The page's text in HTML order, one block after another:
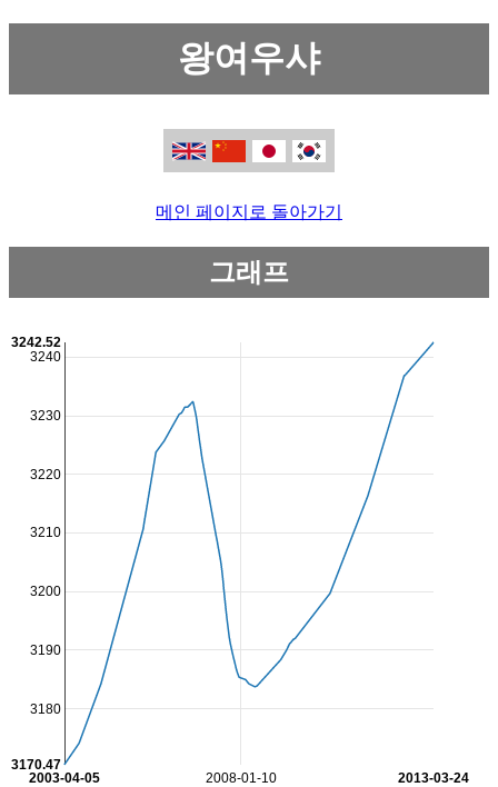
왕여우샤
메인 페이지로 돌아가기
그래프
2008-01-10
2003-04-05 2013-03-24
3180
3190
3200
3210
3220
3230
3240
3170.47
3242.52